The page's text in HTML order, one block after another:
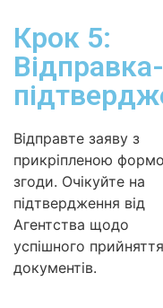
Крок 5:
Відправка-
Відправте заяву з
прикріпленою
згоди. Очікуйте на
підтвердження від
Агентства щодо
успішного прийняття
документів.